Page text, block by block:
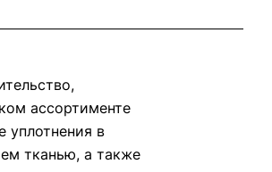
ассортименте
уплотнения в
тканью, а также